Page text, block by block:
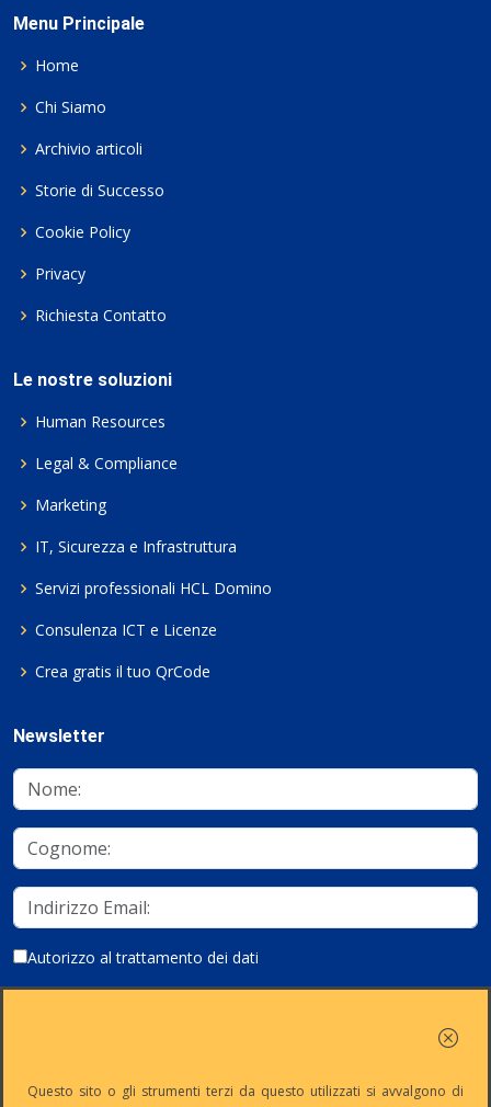
Menu Principale
Home
Chi Siamo
Archivio articoli
Storie di Successo
Cookie Policy
Privacy
Richiesta Contatto
Le nostre soluzioni
Human Resources
Legal & Compliance
Marketing
IT, Sicurezza e Infrastruttura
Servizi professionali HCL Domino
Consulenza ICT e Licenze
Crea gratis il tuo QrCode
Newsletter
Autorizzo al trattamento dei dati
Questo sito o gli strumenti terzi da questo utilizzati si avvalgono di